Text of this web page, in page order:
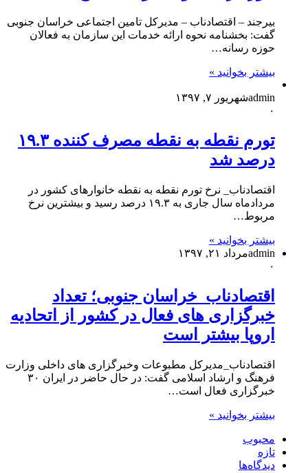
بیرجند – اقتصادناب – مدیرکل تامین اجتماعی خراسان جنوبی
گفت: بخشنامه نحوه ارائه خدمات این سازمان به فعالان
حوزه رسانه…
بیشتر بخوانید »
adminشهریور ۷, ۱۳۹۷
۰
تورم نقطه به نقطه مصرف کننده ۱۹.۳
درصد شد
اقتصادناب_ نرخ تورم نقطه به نقطه خانوارهای کشور در
مردادماه سال جاری به ۱۹.۳ درصد رسید و بیشترین نرخ
مربوط…
بیشتر بخوانید »
adminمرداد ۲۱, ۱۳۹۷
۰
اقتصادناب_خراسان جنوبی؛ تعداد
خبرگزاری های فعال در کشور از اتحادیه
اروپا بیشتر است
اقتصادناب_مدیرکل مطبوعات وخبرگزاری های داخلی وزارت
فرهنگ و ارشاد اسلامی گفت: در حال حاضر در ایران ۳۰
خبرگزاری فعال است…
بیشتر بخوانید »
محبوب
تازه
دیدگاه‌ها